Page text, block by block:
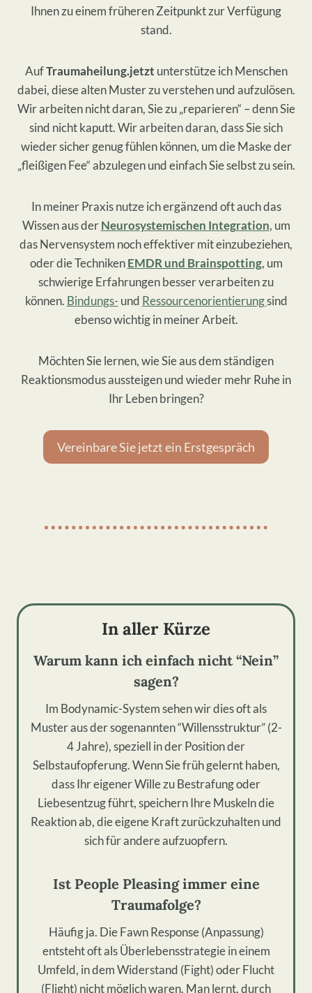
Ihnen zu einem früheren Zeitpunkt zur Verfügung
stand.
​AufTraumaheilung.jetzt unterstütze ich Menschen
dabei, diese alten Muster zu verstehen und aufzulösen.
Wir arbeiten nicht daran, Sie zu „reparieren“ – denn Sie
sind nicht kaputt. Wir arbeiten daran, dass Sie sich
wieder sicher genug fühlen können, um die Maske der
„fleißigen Fee“ abzulegen und einfach Sie selbst zu sein.
In meiner Praxis nutze ich ergänzend oft auch das
Wissen aus derNeurosystemischen Integration, um
das Nervensystem noch effektiver mit einzubeziehen,
oder die TechnikenEMDR und Brainspotting, um
schwierige Erfahrungen besser verarbeiten zu
können. Bindungs- und Ressourcenorientierungsind
ebenso wichtig in meiner Arbeit.
​Möchten Sie lernen, wie Sie aus dem ständigen
Reaktionsmodus aussteigen und wieder mehr Ruhe in
Ihr Leben bringen?
Vereinbare Sie jetzt ein Erstgespräch
In aller Kürze
Warum kann ich einfach nicht “Nein”
sagen?
Im Bodynamic-System sehen wir dies oft als
Muster aus der sogenannten “Willensstruktur” (2-
4 Jahre), speziell in der Position der
Selbstaufopferung. Wenn Sie früh gelernt haben,
dass Ihr eigener Wille zu Bestrafung oder
Liebesentzug führt, speichern Ihre Muskeln die
Reaktion ab, die eigene Kraft zurückzuhalten und
sich für andere aufzuopfern.
Ist People Pleasing immer eine
Traumafolge?
Häufig ja. Die Fawn Response (Anpassung)
entsteht oft als Überlebensstrategie in einem
Umfeld, in dem Widerstand (Fight) oder Flucht
(Flight) nicht möglich waren. Man lernt, durch